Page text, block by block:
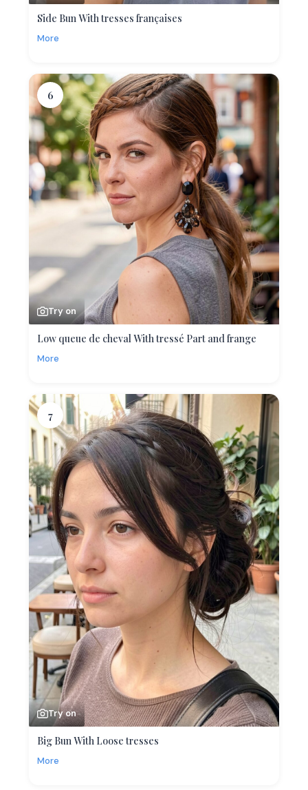
Side Bun With tresses françaises
More
6
Try on
Low queue de cheval With tressé Part and frange
More
7
Try on
Big Bun With Loose tresses
More